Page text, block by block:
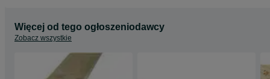
Więcej od tego ogłoszeniodawcy
Zobacz wszystkie